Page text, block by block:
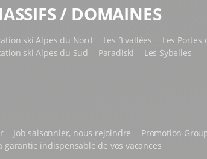
/ DOMAINES
ski Alpes du Nord Les 3 vallées Les Portes
ski Alpes du Sud
Paradiski Les Sybelles
Job saisonnier, nous rejoindre
Promotion
garantie indispensable de vos vacances